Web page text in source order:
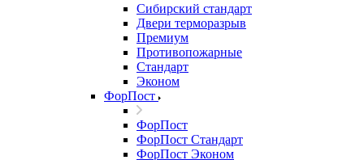
Сибирский стандарт
Двери терморазрыв
Премиум
Противопожарные
Стандарт
Эконом
ФорПост
ФорПост
ФорПост Стандарт
ФорПост Эконом